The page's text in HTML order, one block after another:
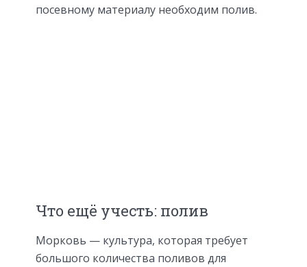
посевному материалу необходим полив.
Что ещё учесть: полив
Морковь — культура, которая требует
большого количества поливов для